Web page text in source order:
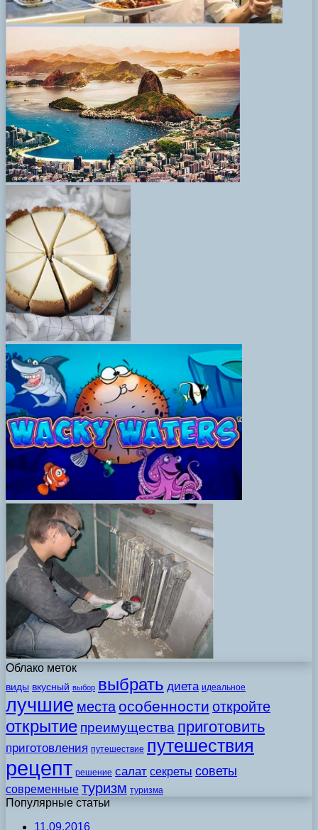
Облако меток
виды вкусный выбор выбрать диета идеальное
лучшие места особенности откройте
открытие преимущества приготовить
приготовления путешествие путешествия
рецепт решение салат секреты советы
современные туризм туризма
Популярные статьи
11.09.2016